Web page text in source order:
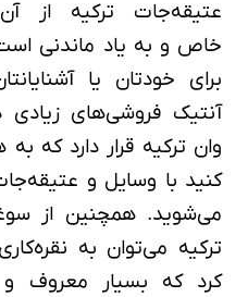
عتیقه‌جات ترکیه از
خاص و به یاد ماندنی
برای خودتان یا
آنتیک فروشی‌های
وان ترکیه قرار دارد که
کنید با وسایل و
می‌شوید. همچنین از
ترکیه می‌توان به
کرد که بسیار معروف و